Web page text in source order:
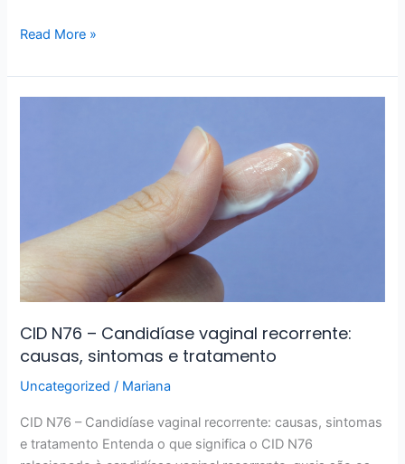
Read More »
CID N76 – Candidíase vaginal recorrente:
causas, sintomas e tratamento
Uncategorized / Mariana
CID N76 – Candidíase vaginal recorrente: causas, sintomas
e tratamento Entenda o que significa o CID N76
recorrente:
causas,
sintomas